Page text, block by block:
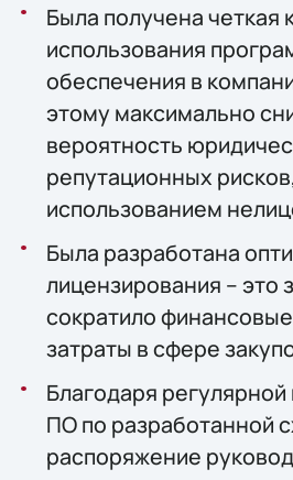
Была получена четкая
использования
обеспечения в
этому максимально
вероятность
репутационных
использованием
Была разработана
лицензирования – это
сократило
затраты в сфере
Благодаря
ПО по разработанной
распоряжение